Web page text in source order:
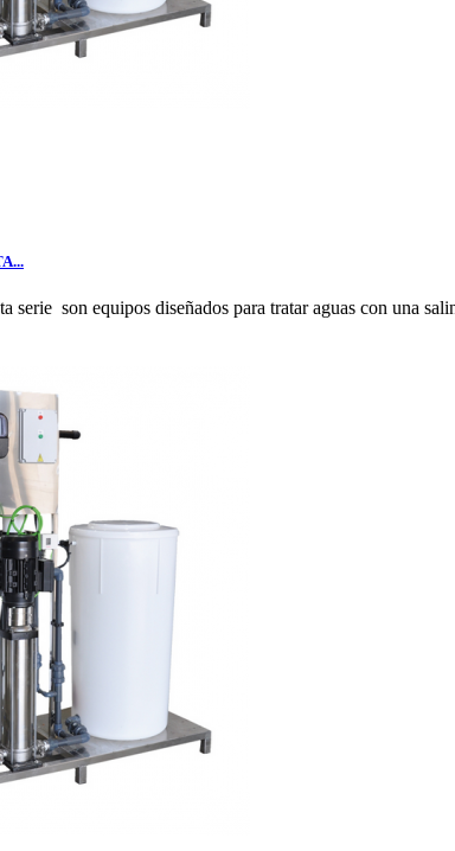
serie son equipos diseñados para tratar aguas con una